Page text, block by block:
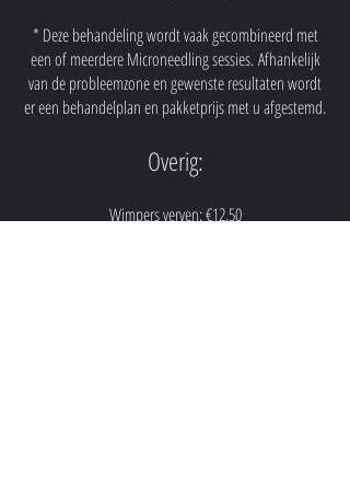
* Deze behandeling wordt vaak gecombineerd met
een of meerdere Microneedling sessies.Afhankelijk
van de probleemzone en gewenste resultaten wordt
er een behandelplan en pakketprijs met u afgestemd.
Overig:
Wimpers verven: €12,50